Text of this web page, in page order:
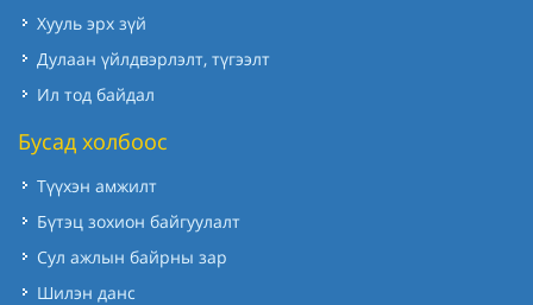
Хууль эрх зүй
Дулаан үйлдвэрлэлт, түгээлт
Ил тод байдал
Бусад холбоос
Түүхэн амжилт
Бүтэц зохион байгуулалт
Сул ажлын байрны зар
Шилэн данс